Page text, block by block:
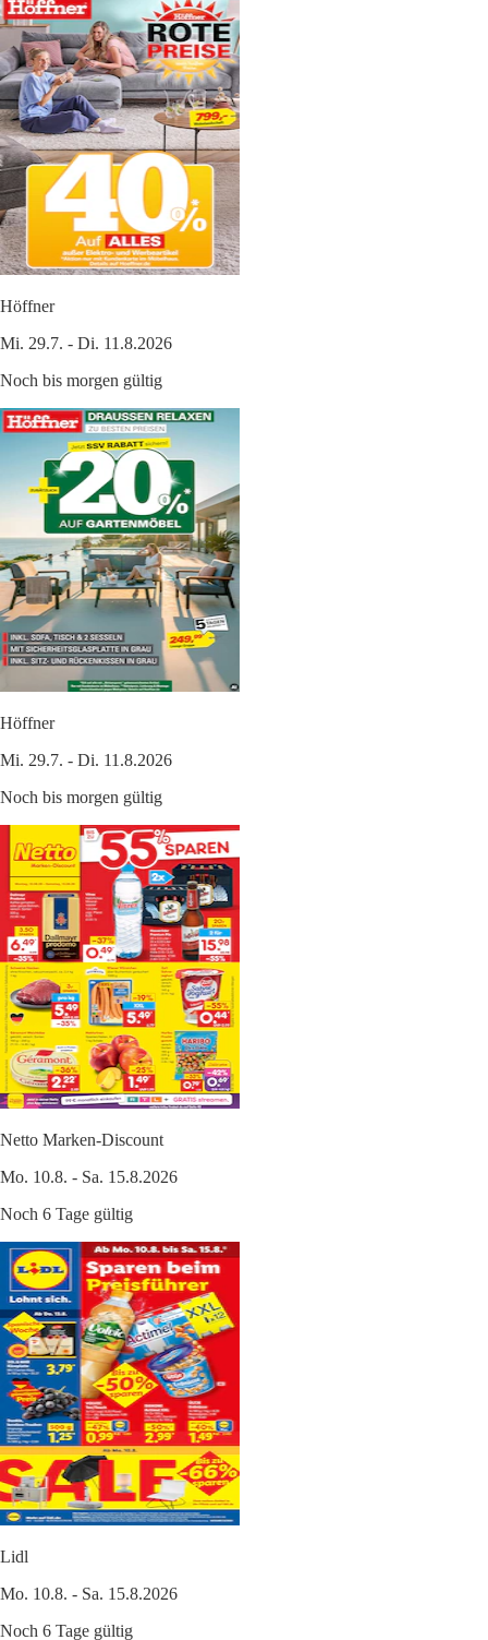
Höffner
Mi. 29.7. - Di. 11.8.2026
Noch bis morgen gültig
Höffner
Mi. 29.7. - Di. 11.8.2026
Noch bis morgen gültig
Netto Marken-Discount
Mo. 10.8. - Sa. 15.8.2026
Noch 6 Tage gültig
Lidl
Mo. 10.8. - Sa. 15.8.2026
Noch 6 Tage gültig